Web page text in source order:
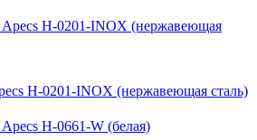
H-0201-INOX (нержавеющая сталь)